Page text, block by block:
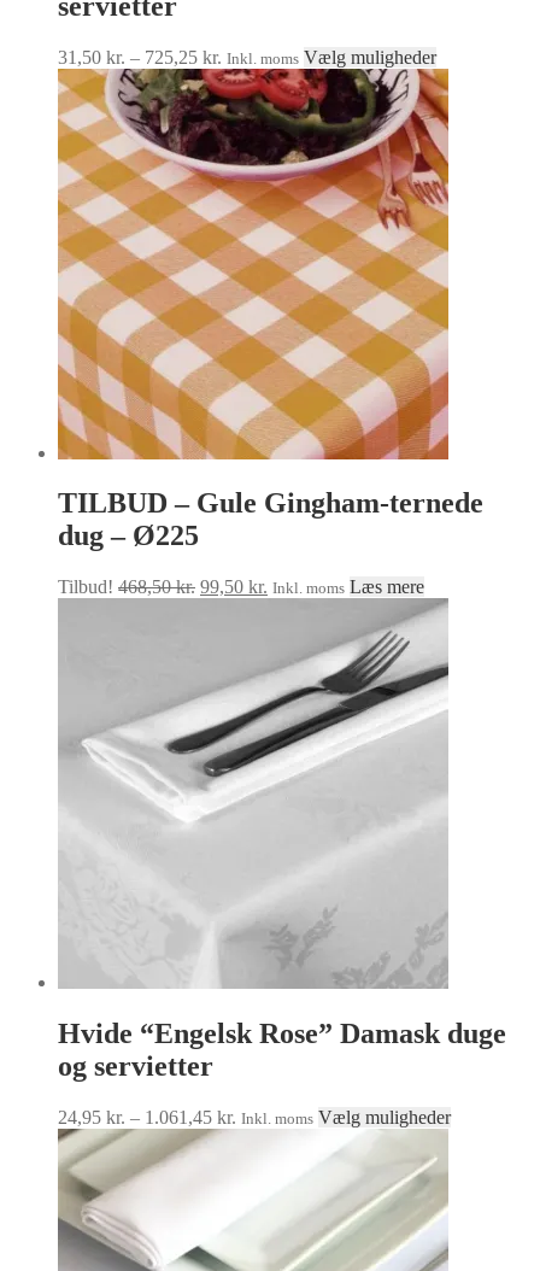
31,50 kr. – 725,25 kr. Prisinterval:
31,50 kr.
til
725,25 kr.
Inkl. moms Vælg mulighederDette
vare
har
flere
varianter.
Mulighederne
kan
vælges
på
varesiden
TILBUD – Gule Gingham-ternede
dug – Ø225
Tilbud! 468,50kr. Den
468,50 kr..
99,50 kr. Den
99,50 kr..
Inkl. moms Læs mere
Hvide “Engelsk Rose” Damask duge
og servietter
24,95 kr. – 1.061,45 kr. Prisinterval:
Inkl. moms Vælg mulighederDette